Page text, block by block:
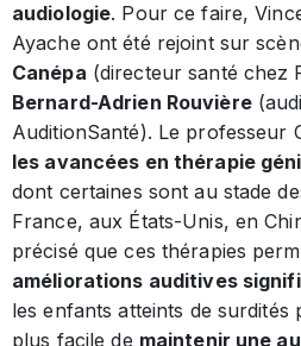
audiologie. Pour ce faire,
Ayache ont été rejoint sur
Canépa (directeur santé chez
Bernard-Adrien Rouvière
AuditionSanté). Le professeur
les avancées en thérapie
dont certaines sont au stade
France, aux États-Unis, en
précisé que ces thérapies
améliorations auditives
les enfants atteints de surdités
plus facile de maintenir une